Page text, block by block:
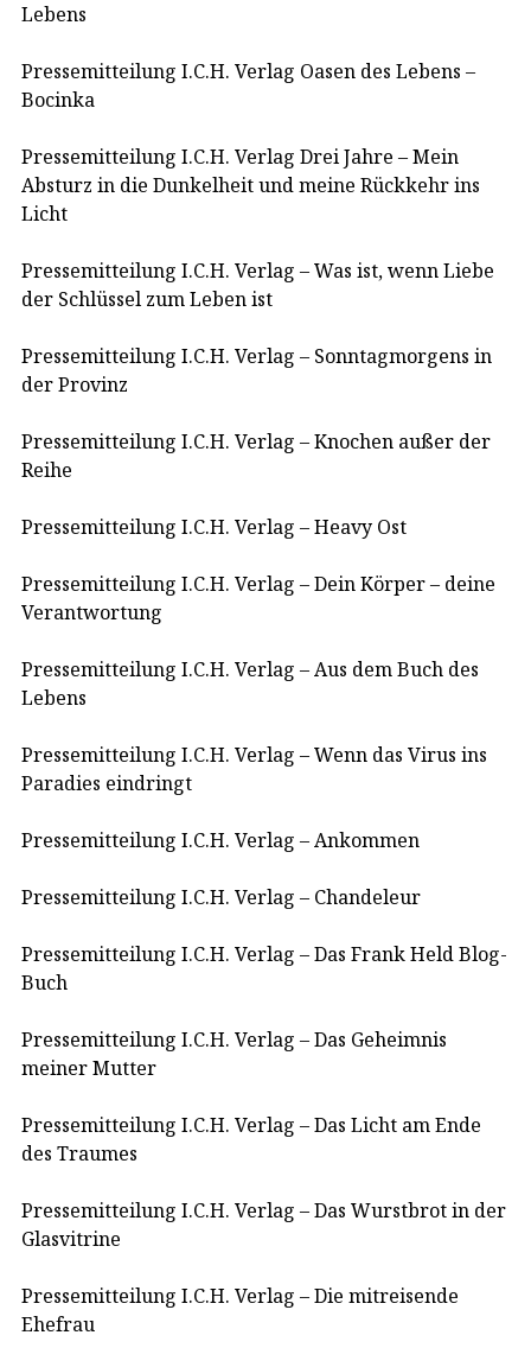
Lebens
Pressemitteilung I.C.H. Verlag Oasen des Lebens –
Bocinka
Pressemitteilung I.C.H. Verlag Drei Jahre – Mein
Absturz in die Dunkelheit und meine Rückkehr ins
Licht
Pressemitteilung I.C.H. Verlag – Was ist, wenn Liebe
der Schlüssel zum Leben ist
Pressemitteilung I.C.H. Verlag – Sonntagmorgens in
der Provinz
Pressemitteilung I.C.H. Verlag – Knochen außer der
Reihe
Pressemitteilung I.C.H. Verlag – Heavy Ost
Pressemitteilung I.C.H. Verlag – Dein Körper – deine
Verantwortung
Pressemitteilung I.C.H. Verlag – Aus dem Buch des
Lebens
Pressemitteilung I.C.H. Verlag – Wenn das Virus ins
Paradies eindringt
Pressemitteilung I.C.H. Verlag – Ankommen
Pressemitteilung I.C.H. Verlag – Chandeleur
Pressemitteilung I.C.H. Verlag – Das Frank Held Blog-
Buch
Pressemitteilung I.C.H. Verlag – Das Geheimnis
meiner Mutter
Pressemitteilung I.C.H. Verlag – Das Licht am Ende
des Traumes
Pressemitteilung I.C.H. Verlag – Das Wurstbrot in der
Glasvitrine
Pressemitteilung I.C.H. Verlag – Die mitreisende
Ehefrau